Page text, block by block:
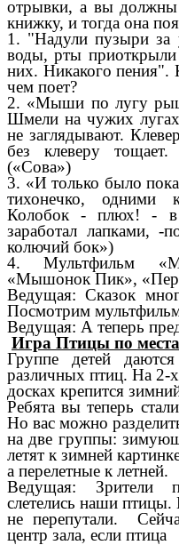
отрывки, а вы должны
книжку, и тогда она
1. "Надули пузыри за
воды, рты
них. Никакого пения".
чем поет?
2. «Мыши по лугу
Шмели на чужих лугах
не заглядывают.
без клеверу
(«Сова»)
3. «И только было
тихонечко, одними
Колобок - плюх! - в
заработал лапками, -
колючий бок»)
4. Мультфильм
«Мышонок Пик»,
Ведущая: Сказок
Посмотрим
Ведущая: А теперь
Игра Птицы по
Группе детей
различных птиц. На 2-х
досках крепится
Ребята вы теперь
Но вас можно
на две группы:
летят к зимней
а перелетные к летней.
Ведущая: Зрители
слетелись наши птицы.
не перепутали.
центр зала, если птица